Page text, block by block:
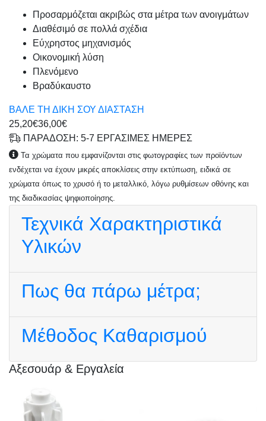
Προσαρμόζεται ακριβώς στα μέτρα των ανοιγμάτων
Διαθέσιμό σε πολλά σχέδια
Εύχρηστος μηχανισμός
Οικονομική λύση
Πλενόμενο
Βραδύκαυστο
ΒΑΛΕ ΤΗ ΔΙΚΗ ΣΟΥ ΔΙΑΣΤΑΣΗ
25,20€36,00€
ΠΑΡΑΔΟΣΗ: 5-7 ΕΡΓΑΣΙΜΕΣ ΗΜΕΡΕΣ
Τα χρώματα που εμφανίζονται στις φωτογραφίες των προϊόντων
ενδέχεται να έχουν μικρές αποκλίσεις στην εκτύπωση, ειδικά σε
χρώματα όπως το χρυσό ή το μεταλλικό, λόγω ρυθμίσεων οθόνης και
της διαδικασίας ψηφιοποίησης.
Τεχνικά Χαρακτηριστικά
Υλικών
Πως θα πάρω μέτρα;
Μέθοδος Καθαρισμού
Αξεσουάρ & Εργαλεία